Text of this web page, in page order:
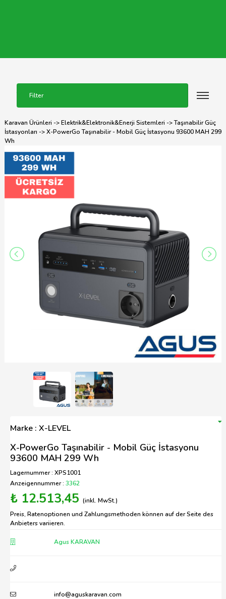
Filter
Karavan Ürünleri ->Elektrik&Elektronik&Enerji Sistemleri ->Taşınabilir Güç
İstasyonları -> X-PowerGo Taşınabilir - Mobil Güç İstasyonu 93600 MAH 299
Wh
Marke : X-LEVEL
X-PowerGo Taşınabilir - Mobil Güç İstasyonu
93600 MAH 299 Wh
Lagernummer : XPS1001
Anzeigennummer : 3362
₺ 12.513,45 (inkl. MwSt.)
Preis, Ratenoptionen und Zahlungsmethoden können auf der Seite des
Anbieters variieren.
Agus KARAVAN
info@aguskaravan.com